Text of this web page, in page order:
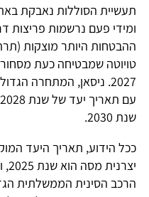
תעשיית הסוללות נאבקת
ומידי פעם נרשמות פריצות
ההבטחות היותר מוצקות
טויוטה שמבטיחה כעת
2027. ניסאן, המתחרה
שנת 2030.
ככל הידוע, תאריך היעד
הרכב הסינית הממשלתית